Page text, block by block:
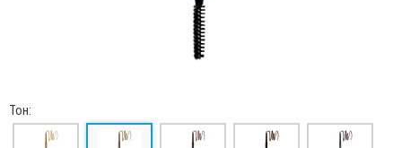
Тон: